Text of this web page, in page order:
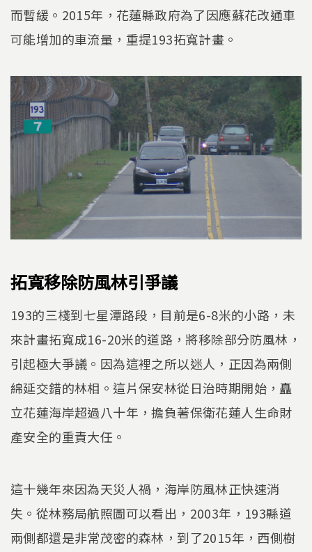
而暫緩。2015年，花蓮縣政府為了因應蘇花改通車
可能增加的車流量，重提193拓寬計畫。
拓寬移除防風林引爭議
193的三棧到七星潭路段，目前是6-8米的小路，未
來計畫拓寬成16-20米的道路，將移除部分防風林，
引起極大爭議。因為這裡之所以迷人，正因為兩側
綿延交錯的林相。這片保安林從日治時期開始，矗
立花蓮海岸超過八十年，擔負著保衛花蓮人生命財
產安全的重責大任。
這十幾年來因為天災人禍，海岸防風林正快速消
失。從林務局航照圖可以看出，2003年，193縣道
兩側都還是非常茂密的森林，到了2015年，西側樹